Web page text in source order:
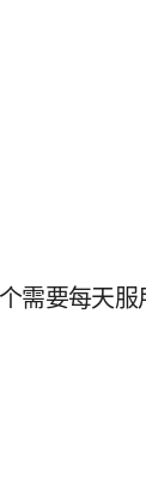
需要每天服